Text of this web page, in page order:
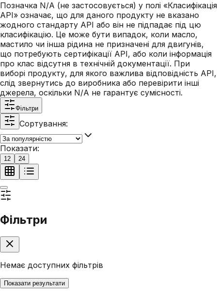
Позначка N/A (не застосовується) у полі «Класифікація
API» означає, що для даного продукту не вказано
жодного стандарту API або він не підпадає під цю
класифікацію. Це може бути випадок, коли масло,
мастило чи інша рідина не призначені для двигунів,
що потребують сертифікації API, або коли інформація
про клас відсутня в технічній документації. При
виборі продукту, для якого важлива відповідність API,
слід звернутись до виробника або перевірити інші
джерела, оскільки N/A не гарантує сумісності.
Фільтри
Сортування:
Показати:
12 24
Фільтри
Немає доступних фільтрів
Показати результати